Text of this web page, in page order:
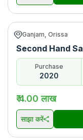
Same deutz fahr
50 E 2WD
जानकारी अंतिम बार
*कीमत राज्य के
Ganjam, Orissa
Second Hand
Purchase
2020
₹ 4.00 लाख
साझा करें